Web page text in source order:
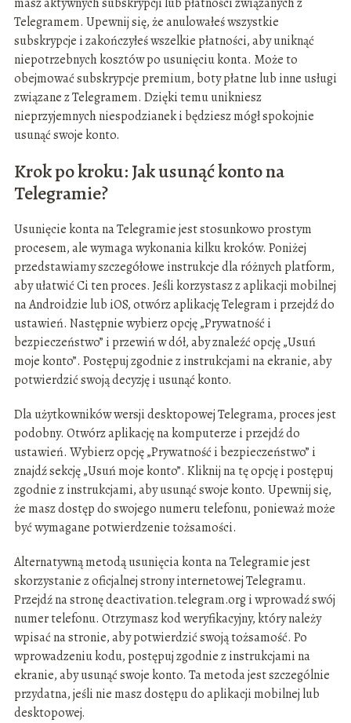
Telegramem. Upewnij się, że anulowałeś wszystkie
subskrypcje i zakończyłeś wszelkie płatności, aby uniknąć
niepotrzebnych kosztów po usunięciu konta. Może to
obejmować subskrypcje premium, boty płatne lub inne usługi
związane z Telegramem. Dzięki temu unikniesz
nieprzyjemnych niespodzianek i będziesz mógł spokojnie
usunąć swoje konto.
Krok po kroku: Jak usunąć konto na
Telegramie?
Usunięcie konta na Telegramie jest stosunkowo prostym
procesem, ale wymaga wykonania kilku kroków. Poniżej
przedstawiamy szczegółowe instrukcje dla różnych platform,
aby ułatwić Ci ten proces. Jeśli korzystasz z aplikacji mobilnej
na Androidzie lub iOS, otwórz aplikację Telegram i przejdź do
ustawień. Następnie wybierz opcję „Prywatność i
bezpieczeństwo” i przewiń w dół, aby znaleźć opcję „Usuń
moje konto”. Postępuj zgodnie z instrukcjami na ekranie, aby
potwierdzić swoją decyzję i usunąć konto.
Dla użytkowników wersji desktopowej Telegrama, proces jest
podobny. Otwórz aplikację na komputerze i przejdź do
ustawień. Wybierz opcję „Prywatność i bezpieczeństwo” i
znajdź sekcję „Usuń moje konto”. Kliknij na tę opcję i postępuj
zgodnie z instrukcjami, aby usunąć swoje konto. Upewnij się,
że masz dostęp do swojego numeru telefonu, ponieważ może
być wymagane potwierdzenie tożsamości.
Alternatywną metodą usunięcia konta na Telegramie jest
skorzystanie z oficjalnej strony internetowej Telegramu.
Przejdź na stronę deactivation.telegram.org i wprowadź swój
numer telefonu. Otrzymasz kod weryfikacyjny, który należy
wpisać na stronie, aby potwierdzić swoją tożsamość. Po
wprowadzeniu kodu, postępuj zgodnie z instrukcjami na
ekranie, aby usunąć swoje konto. Ta metoda jest szczególnie
przydatna, jeśli nie masz dostępu do aplikacji mobilnej lub
desktopowej.